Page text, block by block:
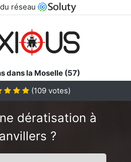
réseau
dans la Moselle (57)
(109 votes)
dératisation à
?